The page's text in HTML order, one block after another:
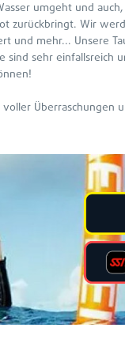
umgeht und
zurückbringt. Wir
und mehr... Unsere
sind sehr einfallsreich
Überraschungen